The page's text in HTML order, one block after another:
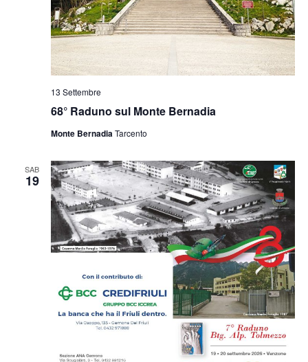
68° Raduno sul Monte Bernadia
13 Settembre
Monte BernadiaTarcento
SAB
19